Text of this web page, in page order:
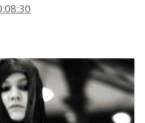
le corps (social) à
fil rouge de sa pratique
liens, relations et tensions
; Pour cela, elle